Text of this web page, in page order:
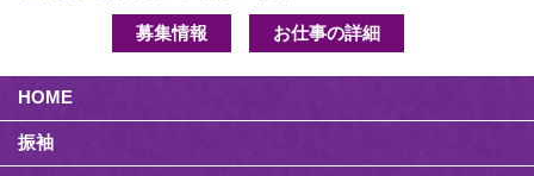
募集情報 お仕事の詳細
HOME
振袖